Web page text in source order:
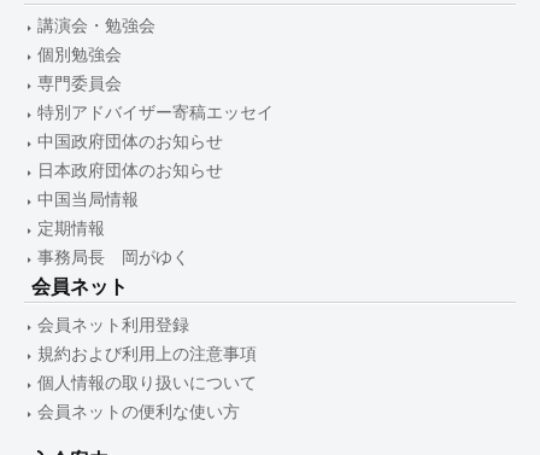
講演会・勉強会
個別勉強会
専門委員会
特別アドバイザー寄稿エッセイ
中国政府団体のお知らせ
日本政府団体のお知らせ
中国当局情報
定期情報
事務局長 岡がゆく
会員ネット
会員ネット利用登録
規約および利用上の注意事項
個人情報の取り扱いについて
会員ネットの便利な使い方